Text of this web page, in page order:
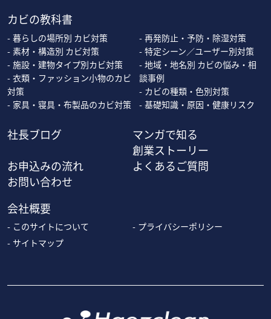
カビの教科書
暮らしの場所別 カビ対策
素材・構造別 カビ対策
施設・建物タイプ別カビ対策
衣類・ファッション小物のカビ
対策
家具・寝具・布製品のカビ対策
再発防止・予防・除湿対策
特定シーン／ユーザー別対策
地域・地名別 カビの悩み・相
談事例
カビの種類・色別対策
基礎知識・原因・健康リスク
社長ブログ
マンガで知る
創業ストーリー
お申込みの流れ
よくあるご質問
お問い合わせ
会社概要
このサイトについて
プライバシーポリシー
サイトマップ